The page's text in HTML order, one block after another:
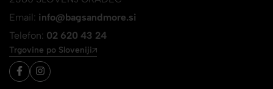
Email: info@bagsandmore.si
Telefon: 02 620 43 24
Trgovine po Sloveniji